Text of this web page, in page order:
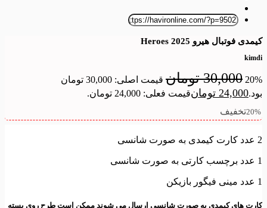
کیمدی فوتبال هیرو 2025 Heroes
kimdi
20%
30,000 تومان
قیمت اصلی: 30,000 تومان
بود.24,000 تومانقیمت فعلی: 24,000 تومان.
20%تخفیف
2 عدد کارت کیمدی به صورت شانسی
1 عدد برچسب کارتی به صورت شانسی
1 عدد مینی فیگور بازیکن
کارت های کیمدی به صورت شانسی ارسال می شوند ممکن است طرح روی بسته